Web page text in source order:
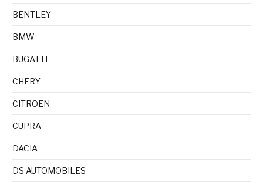
BENTLEY
BMW
BUGATTI
CHERY
CITROEN
CUPRA
DACIA
DS AUTOMOBILES